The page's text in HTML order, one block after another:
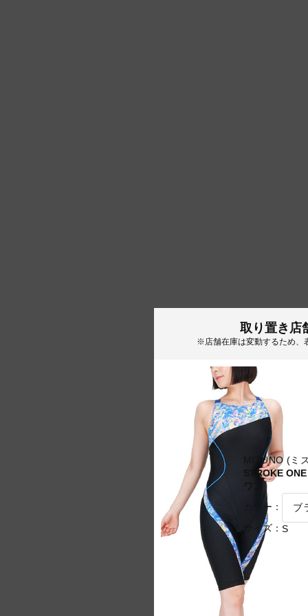
取り置き店
※店舗在庫は変動するため、
MIZUNO (ミ
STROKE
ワン
カラー：
サイズ： S